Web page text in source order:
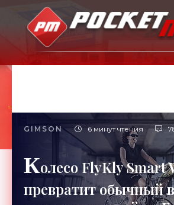
GIMSON 6 минут чтения
Колесо FlyKly Smart
превратит обычный